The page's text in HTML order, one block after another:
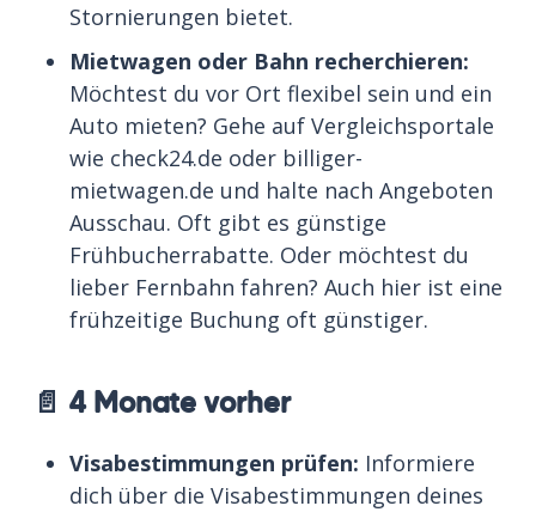
Stornierungen bietet.
Mietwagen oder Bahn recherchieren:
Möchtest du vor Ort flexibel sein und ein
Auto mieten? Gehe auf Vergleichsportale
wie check24.de oder billiger-
mietwagen.de und halte nach Angeboten
Ausschau. Oft gibt es günstige
Frühbucherrabatte. Oder möchtest du
lieber Fernbahn fahren? Auch hier ist eine
frühzeitige Buchung oft günstiger.
📄 4 Monate vorher
Visabestimmungen prüfen: Informiere
dich über die Visabestimmungen deines